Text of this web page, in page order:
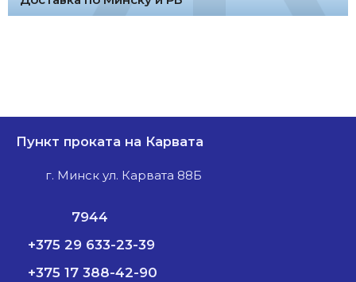
Пункт проката на Карвата
г. Минск ул. Карвата 88Б
7944
+375 29 633-23-39
+375 17 388-42-90